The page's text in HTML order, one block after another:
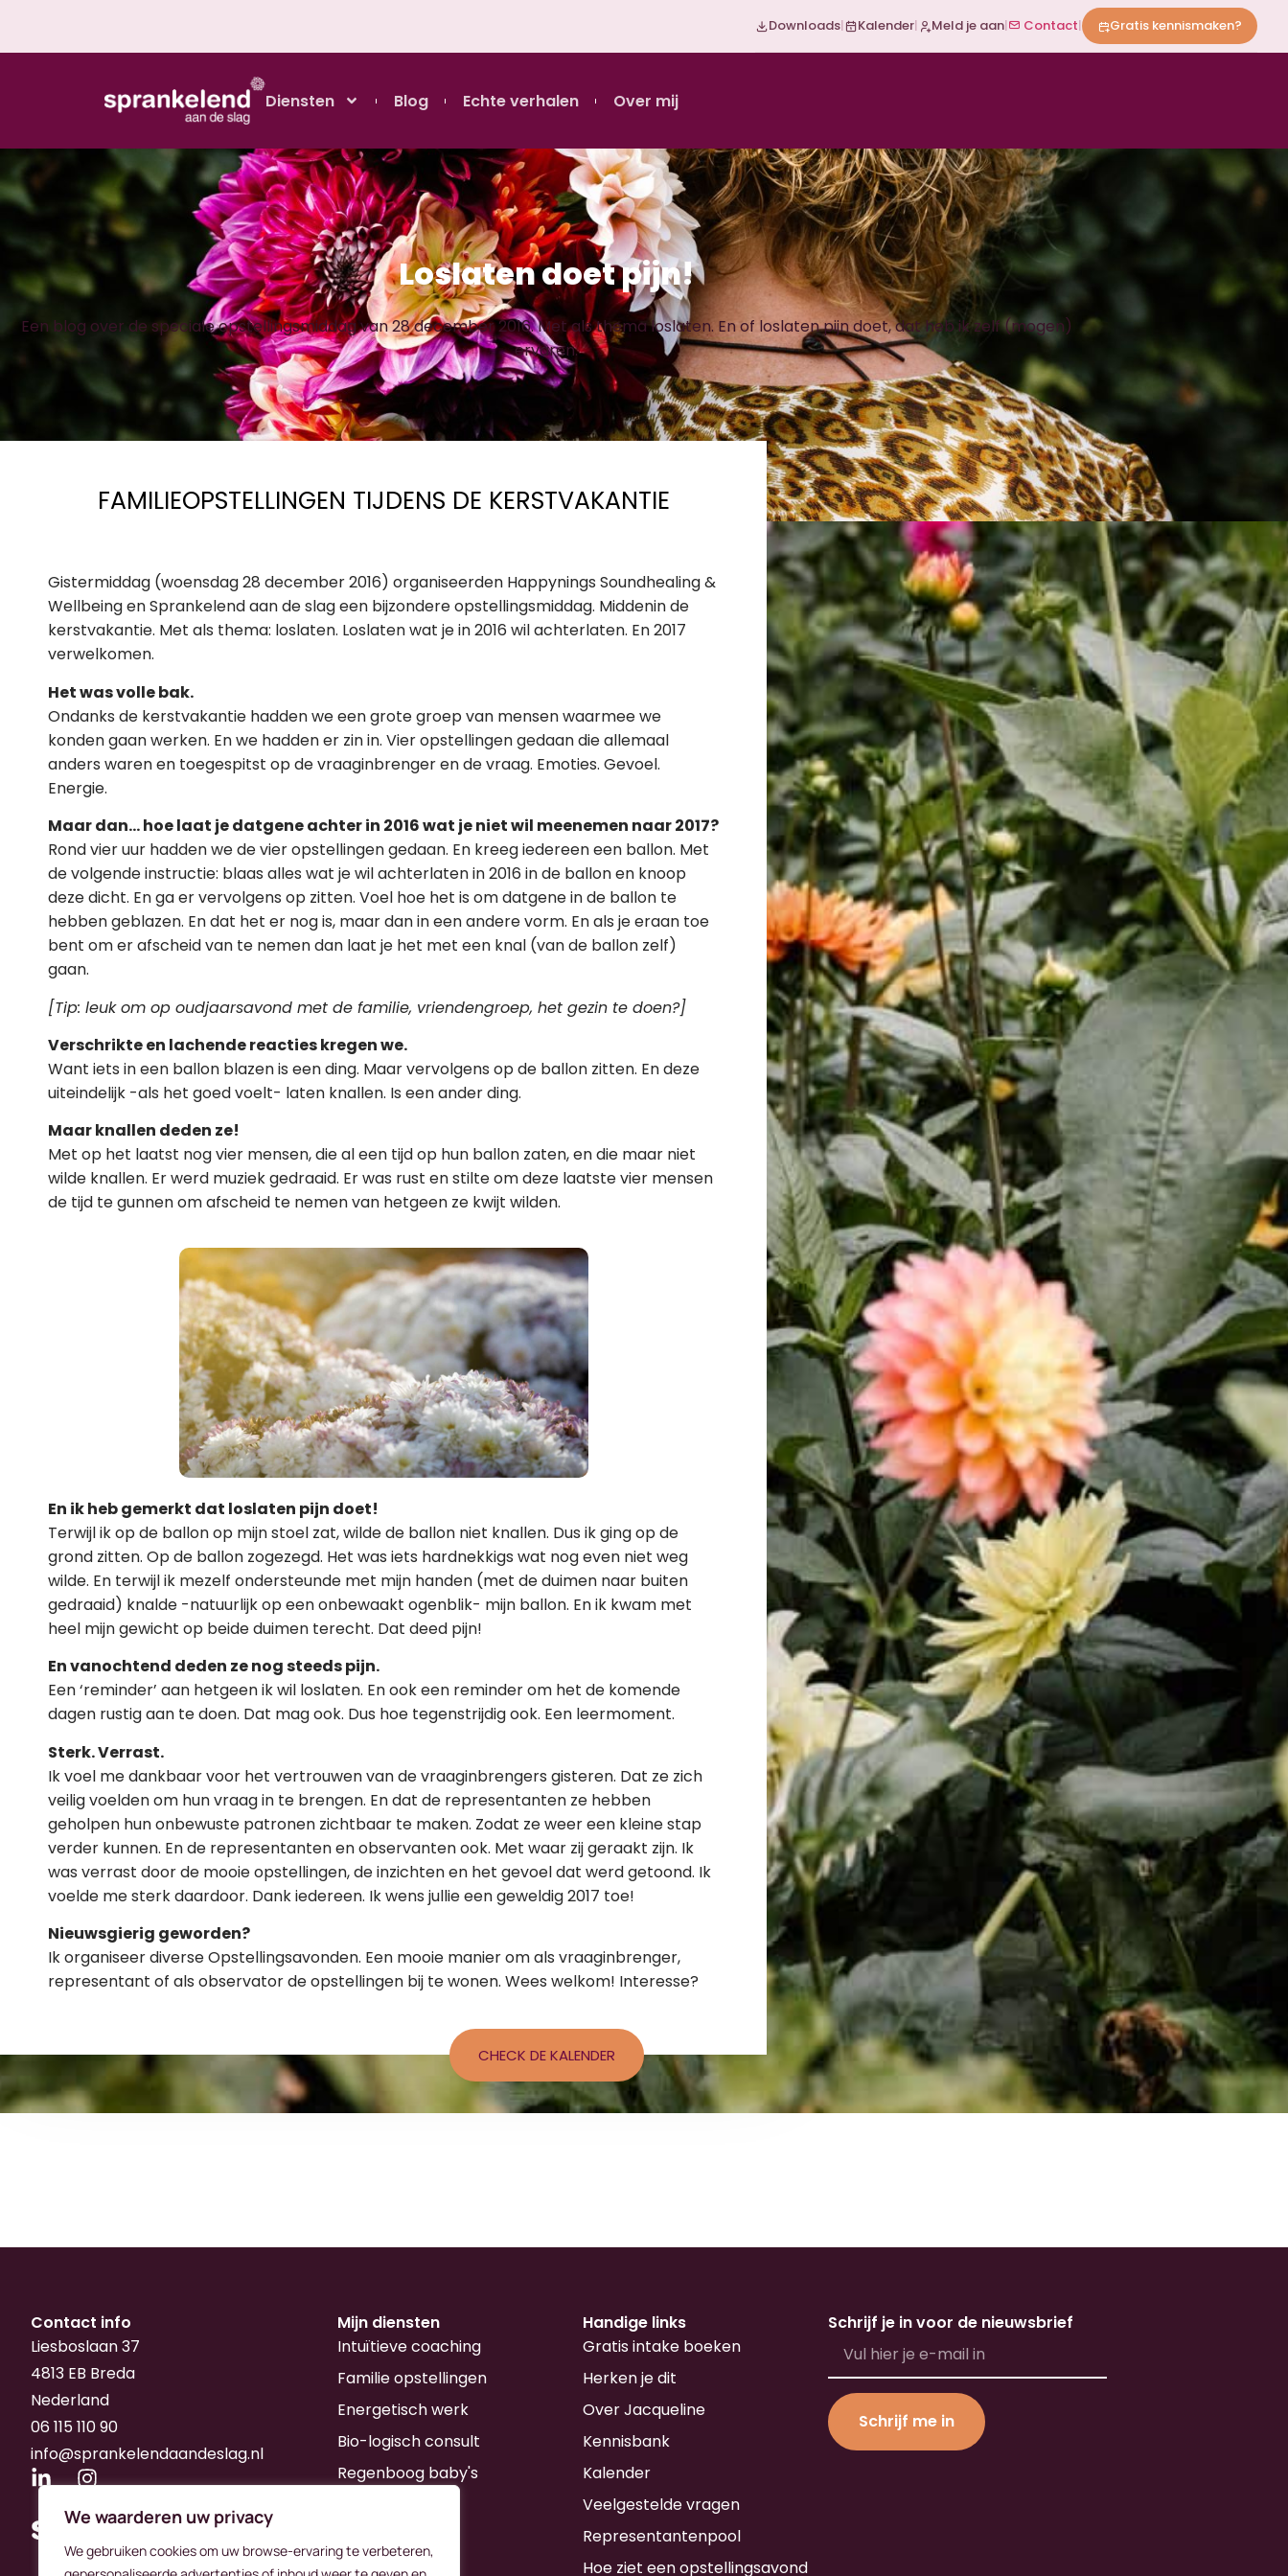
We waarderen uw privacy
We gebruiken cookies om uw browse-ervaring te verbeteren,
Downloads| Kalender| Meld je aan| Contact| Gratis kennismaken?
Diensten Blog Echte verhalen Over mij
Loslaten doet pijn!
Een blog over de speciale opstellingsmiddag van 28 december 2016. Met als thema loslaten. En of loslaten pijn doet, dat heb ik zelf (mogen)
ervaren.
FAMILIEOPSTELLINGEN TIJDENS DE KERSTVAKANTIE
Gistermiddag (woensdag 28 december 2016) organiseerden Happynings Soundhealing &
Wellbeing en Sprankelend aan de slag een bijzondere opstellingsmiddag. Middenin de
kerstvakantie. Met als thema: loslaten. Loslaten wat je in 2016 wil achterlaten. En 2017
verwelkomen.
Het was volle bak.
Ondanks de kerstvakantie hadden we een grote groep van mensen waarmee we
konden gaan werken. En we hadden er zin in. Vier opstellingen gedaan die allemaal
anders waren en toegespitst op de vraaginbrenger en de vraag. Emoties. Gevoel.
Energie.
Maar dan… hoe laat je datgene achter in 2016 wat je niet wil meenemen naar 2017?
Rond vier uur hadden we de vier opstellingen gedaan. En kreeg iedereen een ballon. Met
de volgende instructie: blaas alles wat je wil achterlaten in 2016 in de ballon en knoop
deze dicht. En ga er vervolgens op zitten. Voel hoe het is om datgene in de ballon te
hebben geblazen. En dat het er nog is, maar dan in een andere vorm. En als je eraan toe
bent om er afscheid van te nemen dan laat je het met een knal (van de ballon zelf)
gaan.
[Tip: leuk om op oudjaarsavond met de familie, vriendengroep, het gezin te doen?]
Verschrikte en lachende reacties kregen we.
Want iets in een ballon blazen is een ding. Maar vervolgens op de ballon zitten. En deze
uiteindelijk -als het goed voelt- laten knallen. Is een ander ding.
Maar knallen deden ze!
Met op het laatst nog vier mensen, die al een tijd op hun ballon zaten, en die maar niet
wilde knallen. Er werd muziek gedraaid. Er was rust en stilte om deze laatste vier mensen
de tijd te gunnen om afscheid te nemen van hetgeen ze kwijt wilden.
En ik heb gemerkt dat loslaten pijn doet!
Terwijl ik op de ballon op mijn stoel zat, wilde de ballon niet knallen. Dus ik ging op de
grond zitten. Op de ballon zogezegd. Het was iets hardnekkigs wat nog even niet weg
wilde. En terwijl ik mezelf ondersteunde met mijn handen (met de duimen naar buiten
gedraaid) knalde -natuurlijk op een onbewaakt ogenblik- mijn ballon. En ik kwam met
heel mijn gewicht op beide duimen terecht. Dat deed pijn!
En vanochtend deden ze nog steeds pijn.
Een ‘reminder’ aan hetgeen ik wil loslaten. En ook een reminder om het de komende
dagen rustig aan te doen. Dat mag ook. Dus hoe tegenstrijdig ook. Een leermoment.
Sterk. Verrast.
Ik voel me dankbaar voor het vertrouwen van de vraaginbrengers gisteren. Dat ze zich
veilig voelden om hun vraag in te brengen. En dat de representanten ze hebben
geholpen hun onbewuste patronen zichtbaar te maken. Zodat ze weer een kleine stap
verder kunnen. En de representanten en observanten ook. Met waar zij geraakt zijn. Ik
was verrast door de mooie opstellingen, de inzichten en het gevoel dat werd getoond. Ik
voelde me sterk daardoor. Dank iedereen. Ik wens jullie een geweldig 2017 toe!
Nieuwsgierig geworden?
Ik organiseer diverse Opstellingsavonden. Een mooie manier om als vraaginbrenger,
representant of als observator de opstellingen bij te wonen. Wees welkom! Interesse?
CHECK DE KALENDER
Contact info
Liesboslaan 37
4813 EB Breda
Nederland
06 115 110 90
info@sprankelendaandeslag.nl
Mijn diensten
Intuïtieve coaching
Familie opstellingen
Energetisch werk
Bio-logisch consult
Regenboog baby's
Handige links
Gratis intake boeken
Herken je dit
Over Jacqueline
Kennisbank
Kalender
Veelgestelde vragen
Representantenpool
Hoe ziet een opstellingsavond
Schrijf je in voor de nieuwsbrief
Schrijf me in